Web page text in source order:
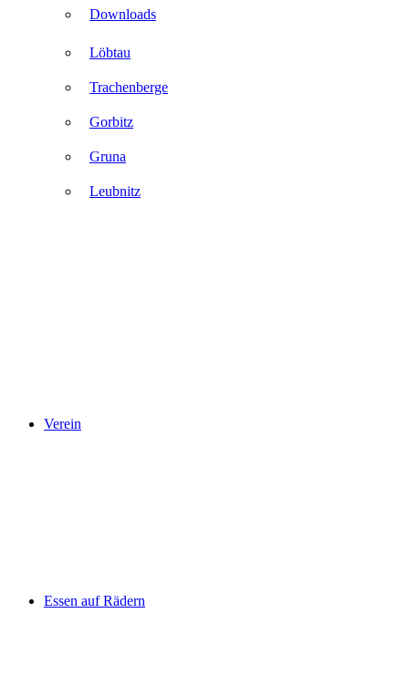
Löbtau
Trachenberge
Gorbitz
Gruna
Leubnitz
Essen auf Rädern
Downloads
Verein